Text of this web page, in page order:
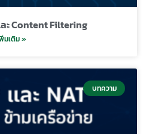
ะ Content Filtering
มเติม »
บทความ